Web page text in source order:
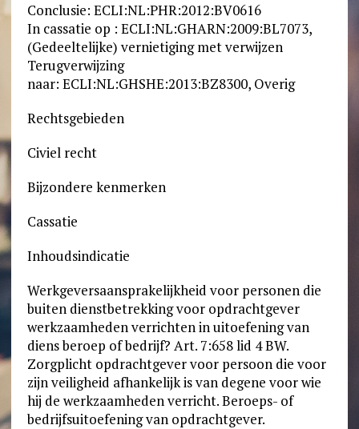
Conclusie: ECLI:NL:PHR:2012:BV0616
In cassatie op : ECLI:NL:GHARN:2009:BL7073,
(Gedeeltelijke) vernietiging met verwijzen
Terugverwijzing
naar: ECLI:NL:GHSHE:2013:BZ8300, Overig
Rechtsgebieden
Civiel recht
Bijzondere kenmerken
Cassatie
Inhoudsindicatie
Werkgeversaansprakelijkheid voor personen die
buiten dienstbetrekking voor opdrachtgever
werkzaamheden verrichten in uitoefening van
diens beroep of bedrijf? Art. 7:658 lid 4 BW.
Zorgplicht opdrachtgever voor persoon die voor
zijn veiligheid afhankelijk is van degene voor wie
hij de werkzaamheden verricht. Beroeps- of
bedrijfsuitoefening van opdrachtgever.